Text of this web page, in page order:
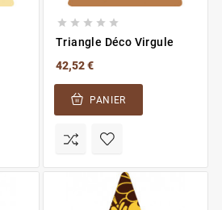
    
Triangle Déco Virgule
42,52 €
PANIER